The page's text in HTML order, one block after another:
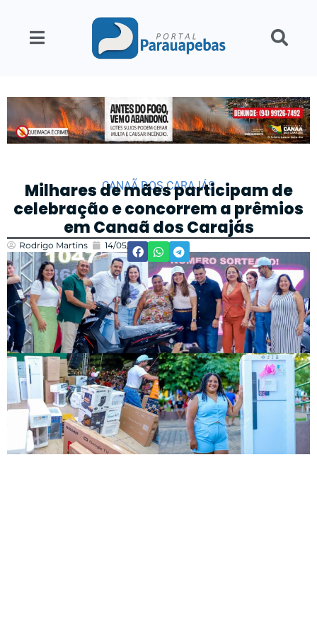
CANAÃ DOS CARAJÁS
Milhares de mães participam de
celebração e concorrem a prêmios
em Canaã dos Carajás
Rodrigo Martins 14/05/2026 10:41